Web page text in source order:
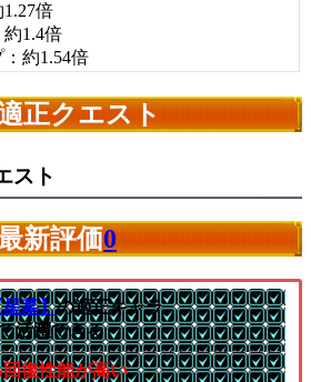
倍
約1.4倍
約1.54倍
正クエスト
スト
新評価0
墓】の適正キャラ
活躍できる
復性能が高い